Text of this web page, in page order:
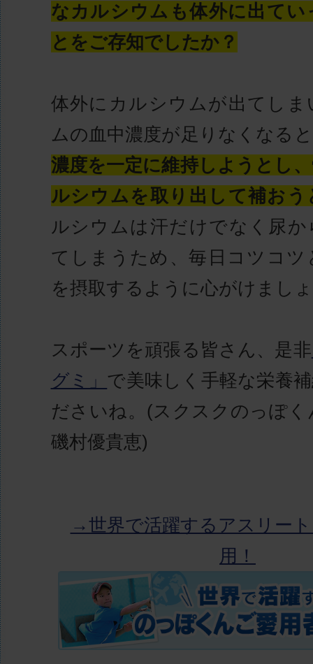
なカルシウムも体外に出て
とをご存知でしたか？
体外にカルシウムが出てしま
ムの血中濃度が足りなくなる
濃度を一定に維持しようとし
ルシウムを取り出して補お
ルシウムは汗だけでなく尿
てしまうため、毎日コツコ
を摂取するように心がけまし
スポーツを頑張る皆さん、是非
グミ」 で美味しく手軽な栄養
ださいね。(スクスクのっぽく
磯村優貴恵)
→世界で活躍するアスリー
用！